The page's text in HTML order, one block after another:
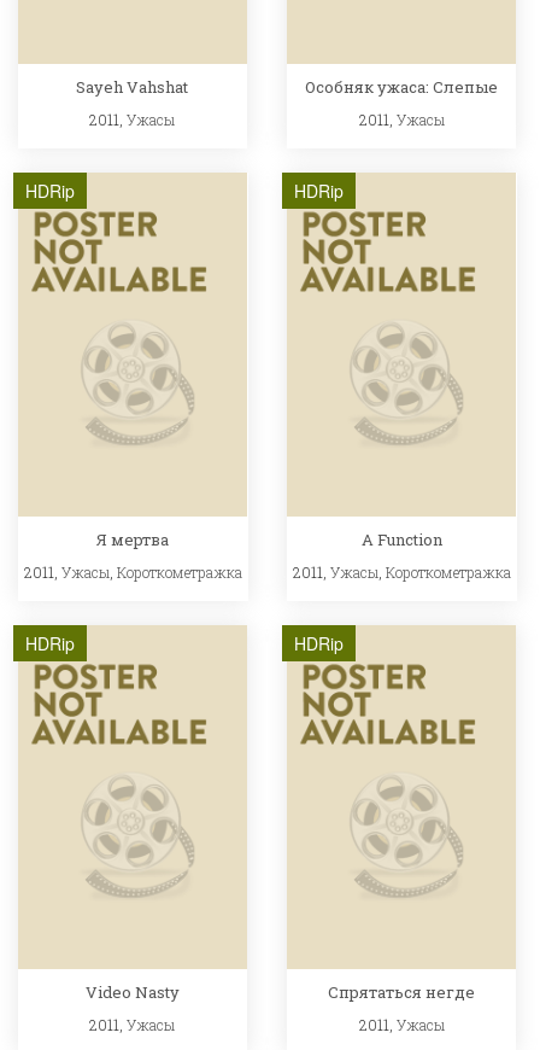
Sayeh Vahshat
2011,Ужасы
Особняк ужаса: Слепые
2011, Ужасы
HDRip
Я мертва
2011, Ужасы Короткометражка
HDRip
A Function
2011,Ужасы ,Короткометражка
HDRip
Video Nasty
2011,Ужасы
HDRip
Спрятаться негде
2011, Ужасы